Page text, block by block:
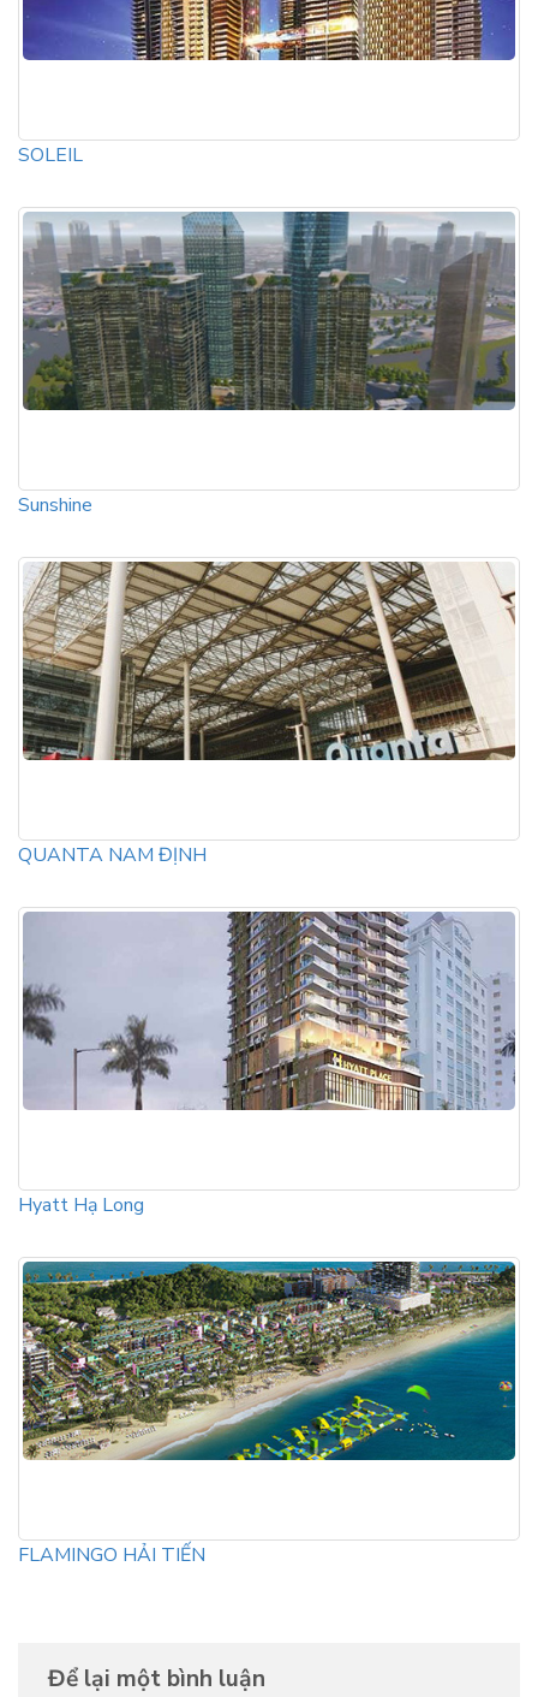
SOLEIL
Sunshine
QUANTA NAM ĐỊNH
Hyatt Hạ Long
FLAMINGO HẢI TIẾN
Để lại một bình luận